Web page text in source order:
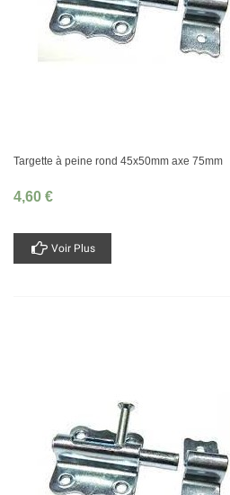
Targette à peine rond 45x50mm axe 75mm
4,60 €
Voir Plus